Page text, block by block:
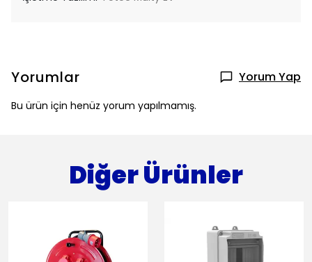
Yorumlar Yorum Yap
Bu ürün için henüz yorum yapılmamış.
Diğer Ürünler